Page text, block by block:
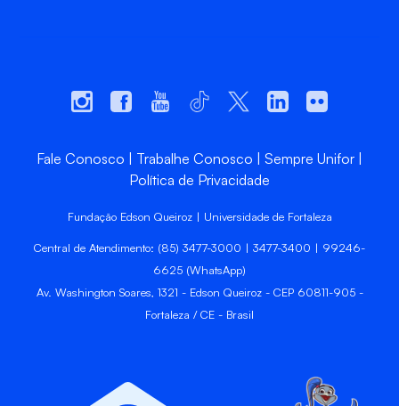
Fale Conosco Trabalhe Conosco
Sempre Unifor
Política de Privacidade
Fundação Edson Queiroz | Universidade de Fortaleza
Central de Atendimento: (85) 3477-3000 | 3477-3400 | 99246-
6625 (WhatsApp)
Av. Washington Soares, 1321 - Edson Queiroz - CEP 60811-905 -
Fortaleza / CE - Brasil